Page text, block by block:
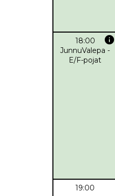
18:00
info
JunnuValepa -
E/F-pojat
19:00